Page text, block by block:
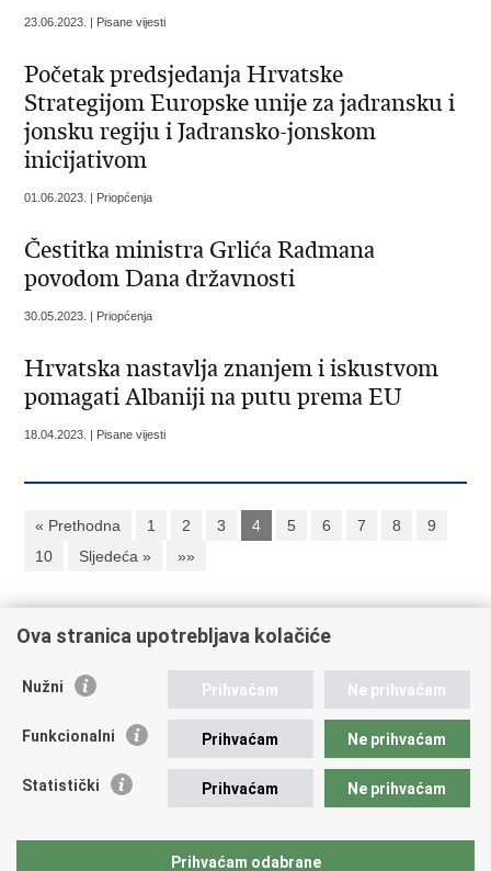
23.06.2023. | Pisane vijesti
Početak predsjedanja Hrvatske
Strategijom Europske unije za jadransku i
jonsku regiju i Jadransko-jonskom
inicijativom
01.06.2023. | Priopćenja
Čestitka ministra Grlića Radmana
povodom Dana državnosti
30.05.2023. | Priopćenja
Hrvatska nastavlja znanjem i iskustvom
pomagati Albaniji na putu prema EU
18.04.2023. | Pisane vijesti
« Prethodna 1 2 3 4 5 6 7 8
9
10
Sljedeća » »»
Republika Hrvatska
Ministarstvo vanjskih i europskih poslova
tel.:+385 (0)1 4569 964
fax: +385 (0)1 4551 795, +385 (0)1 4920 149
E-adresa:ministarstvo@mvep.hr
Katalog investicijskih projekata
Ova stranica upotrebljava kolačiće
Nužni Prihvaćam Ne prihvaćam
Funkcionalni Prihvaćam Ne prihvaćam
Statistički Prihvaćam Ne prihvaćam
Prihvaćam odabrane